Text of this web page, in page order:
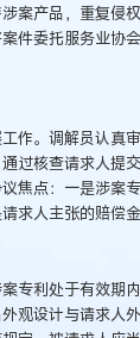
案产品，重复侵
件委托服务业协会
作。调解员认真
过核查请求人提
焦点：一是涉案
求人主张的赔偿
专利处于有效期
观设计与请求人